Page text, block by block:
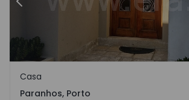
Anterior
Paranhos, Porto
Casa
Paranhos, Porto